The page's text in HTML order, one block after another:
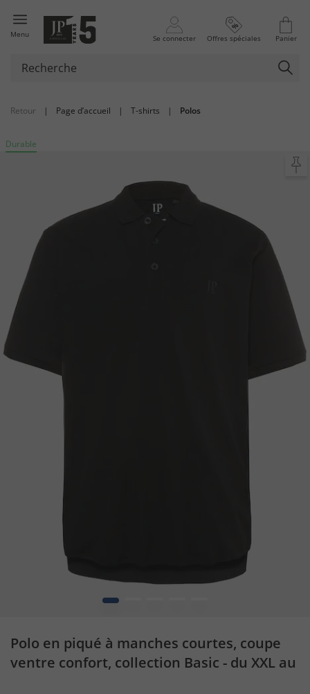
Menu Se connecter Offres spéciales Panier
Retour | Page d’accueil | T-shirts | Polos
Durable
1
Polo en piqué à manches courtes, coupe
ventre confort, collection Basic - du XXL au